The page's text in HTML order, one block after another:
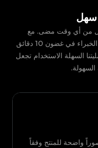
سهل
من أي وقت مضى. مع
LegitApp، يمكنك الحصول على نتائج الخبراء في غضون 10 دقائق
السهلة الاستخدام تجعل
السهولة.
واضحة للمنتج وفقاً